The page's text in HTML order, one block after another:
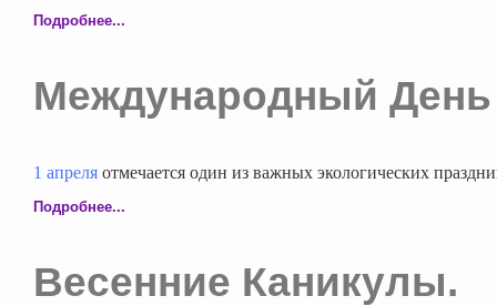
Подробнее...
Международный
1 апреля отмечается один из важных экологических
Подробнее...
Весенние Каникулы.